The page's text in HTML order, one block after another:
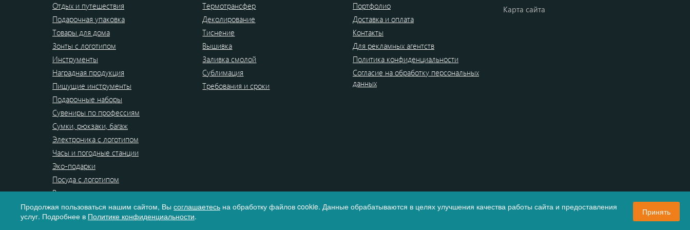
Отдых и путешествия
Подарочная упаковка
Товары для дома
Зонты с логотипом
Инструменты
Наградная продукция
Пишущие инструменты
Подарочные наборы
Сувениры по профессиям
Сумки, рюкзаки, багаж
Электроника с логотипом
Часы и погодные станции
Эко-подарки
Посуда с логотипом
Распродажа
Термотрансфер
Деколирование
Тиснение
Вышивка
Заливка смолой
Сублимация
Требования и сроки
Портфолио
Доставка и оплата
Контакты
Для рекламных агентств
Политика конфиденциальности
Согласие на обработку персональных
данных
Карта сайта
Продолжая пользоваться нашим сайтом, Вы соглашаетесь на обработку файлов cookie. Данные обрабатываются в целях улучшения качества работы сайта и предоставления
услуг. Подробнее в Политике конфиденциальности. Принять